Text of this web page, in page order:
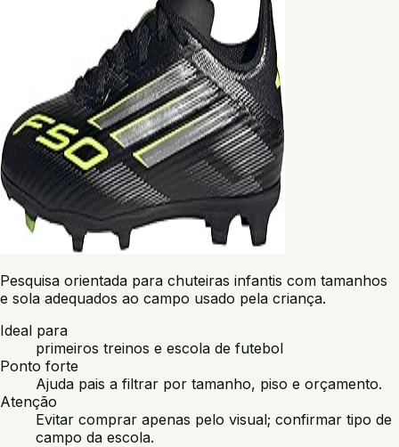
Pesquisa orientada para chuteiras infantis com tamanhos
e sola adequados ao campo usado pela criança.
Ideal para
primeiros treinos e escola de futebol
Ponto forte
Ajuda pais a filtrar por tamanho, piso e orçamento.
Atenção
Evitar comprar apenas pelo visual; confirmar tipo de
campo da escola.